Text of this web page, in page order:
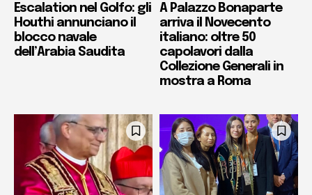
Escalation nel Golfo: gli
Houthi annunciano il
blocco navale
dell’Arabia Saudita
A Palazzo Bonaparte
arriva il Novecento
italiano: oltre 50
capolavori dalla
Collezione Generali in
mostra a Roma